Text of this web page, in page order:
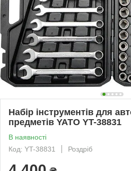
Набір інструментів для
предметів YATO YT-38831
В наявності
Код: YT-38831
Роздріб